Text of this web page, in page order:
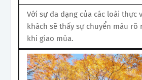
Với sự đa dạng của các loài thực
khách sẽ thấy sự chuyển màu rõ
khi giao mùa.